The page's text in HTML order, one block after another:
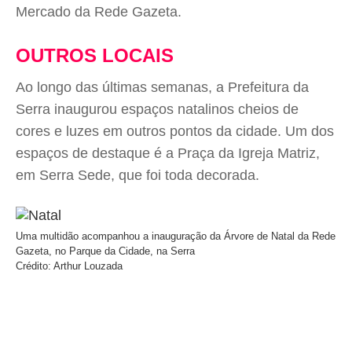
Mercado da Rede Gazeta.
OUTROS LOCAIS
Ao longo das últimas semanas, a Prefeitura da
Serra inaugurou espaços natalinos cheios de
cores e luzes em outros pontos da cidade. Um dos
espaços de destaque é a Praça da Igreja Matriz,
em Serra Sede, que foi toda decorada.
Uma multidão acompanhou a inauguração da Árvore de Natal da Rede
Gazeta, no Parque da Cidade, na Serra
Crédito: Arthur Louzada